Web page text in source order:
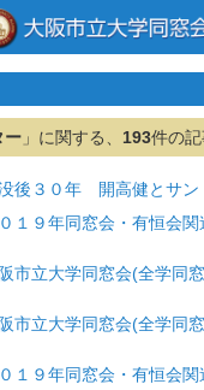
ー 」に関する、 193件の記
没後３０年 開高健とサン
１９年同窓会・有恒会関
市立大学同窓会(全学同
市立大学同窓会(全学同
１９年同窓会・有恒会